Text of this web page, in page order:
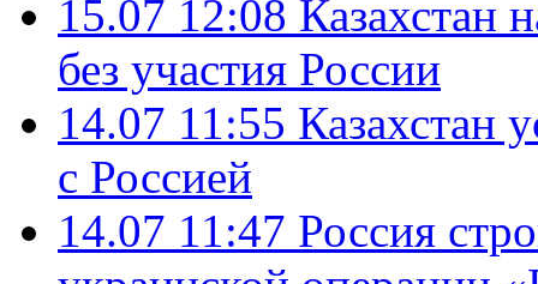
15.07 12:08 Казахстан
без участия России
14.07 11:55 Казахстан
с Россией
14.07 11:47 Россия